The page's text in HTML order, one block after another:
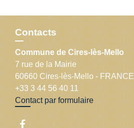
Contacts
Commune de Cires-lès-Mello
7 rue de la Mairie
60660 Cires-lès-Mello - FRANCE
+33 3 44 56 40 11
Contact par formulaire